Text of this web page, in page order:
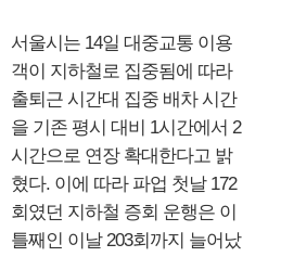
서울시는 14일 대중교통 이용
객이 지하철로 집중됨에 따라
출퇴근 시간대 집중 배차 시간
을 기존 평시 대비 1시간에서 2
시간으로 연장 확대한다고 밝
혔다. 이에 따라 파업 첫날 172
회였던 지하철 증회 운행은 이
틀째인 이날 203회까지 늘어났